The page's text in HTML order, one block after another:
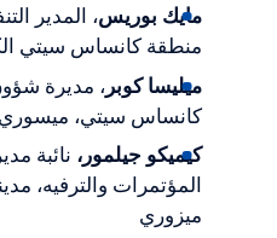
مايك بوريس، المدير
منطقة كانساس سيتي
ميليسا كوبر ، مديرة
كانساس سيتي، ميسوري
كيميكو جيلمور، نائبة
المؤتمرات والترفيه،
ميزوري